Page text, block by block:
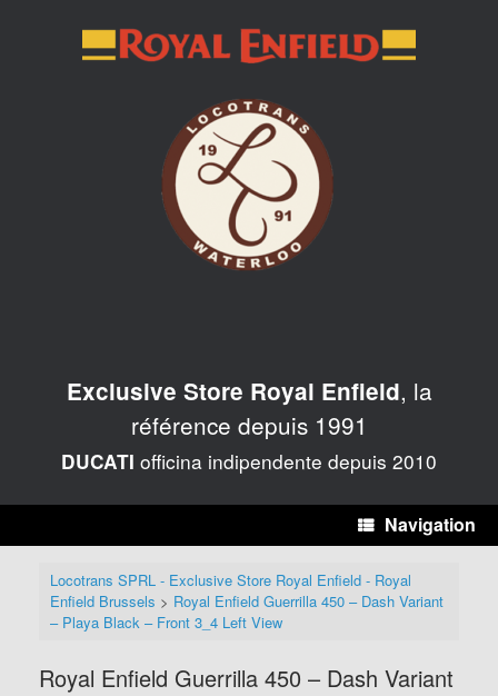
Exclusive Store Royal Enfield, la
référence depuis 1991
DUCATI officina indipendente depuis 2010
Navigation
Locotrans SPRL - Exclusive Store Royal Enfield - Royal
Enfield Brussels > Royal Enfield Guerrilla 450 – Dash Variant
– Playa Black – Front 3_4 Left View
Royal Enfield Guerrilla 450 – Dash Variant